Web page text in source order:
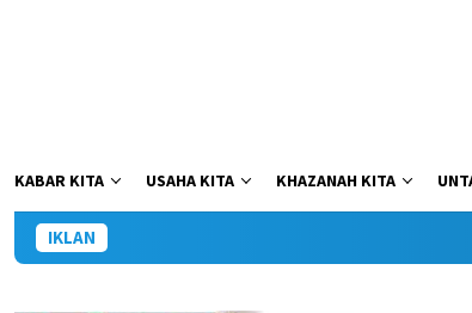
KABAR KITA USAHA KITA KHAZANAH KITA
IKLAN